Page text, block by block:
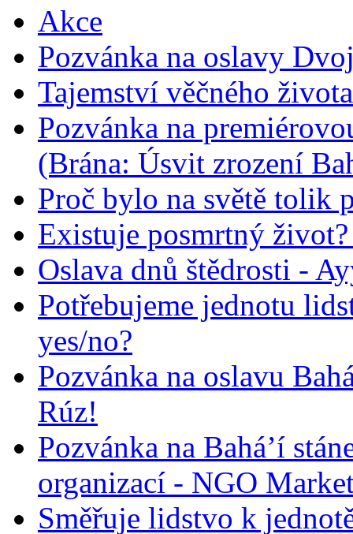
Akce
Pozvánka na oslavy
Tajemství věčného života
Pozvánka na
(Brána: Úsvit zrození
Proč bylo na světě tolik
Existuje posmrtný
Oslava dnů štědrosti -
Potřebujeme jednotu
yes/no?
Pozvánka na oslavu
Rúz!
Pozvánka na Bahá’í
organizací - NGO
Směřuje lidstvo k